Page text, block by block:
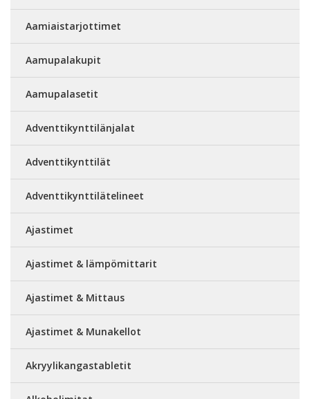
Aamiaistarjottimet
Aamupalakupit
Aamupalasetit
Adventtikynttilänjalat
Adventtikynttilät
Adventtikynttilätelineet
Ajastimet
Ajastimet & lämpömittarit
Ajastimet & Mittaus
Ajastimet & Munakellot
Akryylikangastabletit